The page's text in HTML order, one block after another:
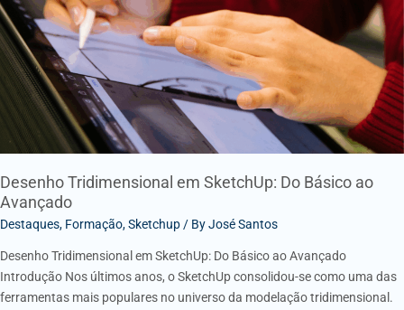
Desenho Tridimensional em SketchUp: Do Básico ao
Avançado
Destaques, Formação,Sketchup/ ByJosé Santos
Desenho Tridimensional em SketchUp: Do Básico ao Avançado
Introdução Nos últimos anos, o SketchUp consolidou-se como uma das
ferramentas mais populares no universo da modelação tridimensional.
Do
Básico
ao
Avançado